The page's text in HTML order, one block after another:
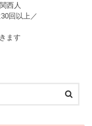
西人
回以上／
ます